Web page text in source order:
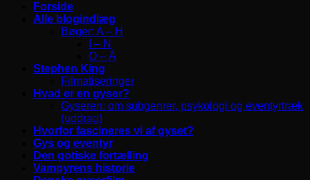
Forside
Alle blogindlæg
Bøger: A – H
I – N
O – Å
Stephen King
Filmatiseringer
Hvad er en gyser?
Gyseren: om subgenrer, psykologi og eventyrtræk
(uddrag)
Hvorfor fascineres vi af gyset?
Gys og eventyr
Den gotiske fortælling
Vampyrens historie